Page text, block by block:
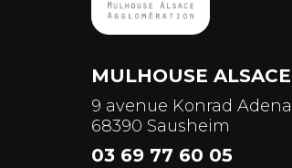
MULHOUSE
9 avenue Konrad
68390 Sausheim
03 69 77 60 05